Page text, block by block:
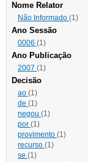
Nome Relator
Não Informado (1)
Ano Sessão
0006 (1)
Ano Publicação
2007 (1)
Decisão
ao (1)
de (1)
negou (1)
por (1)
provimento (1)
recurso (1)
se (1)